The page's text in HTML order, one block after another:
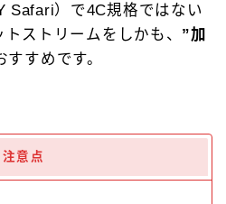
Safari）で4C規格ではない
ストリームをしかも、 ”加
すめです。
注意点